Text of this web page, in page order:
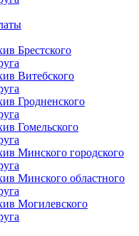
Брестского
Витебского
Гродненского
Гомельского
Минского городского
Минского областного
Могилевского